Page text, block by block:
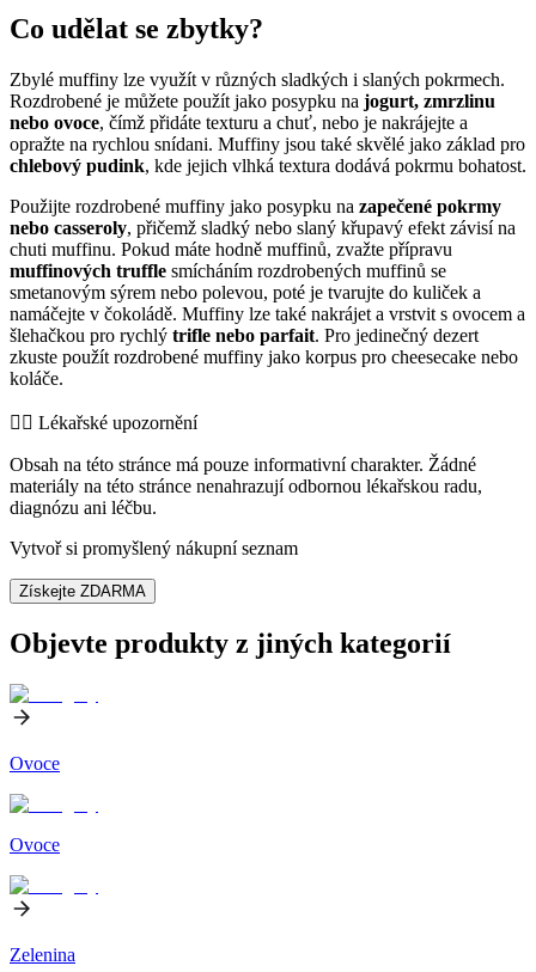
Co udělat se zbytky?
Zbylé muffiny lze využít v různých sladkých i slaných pokrmech.
Rozdrobené je můžete použít jako posypku na jogurt, zmrzlinu
nebo ovoce, čímž přidáte texturu a chuť, nebo je nakrájejte a
opražte na rychlou snídani. Muffiny jsou také skvělé jako základ pro
chlebový pudink, kde jejich vlhká textura dodává pokrmu bohatost.
Použijte rozdrobené muffiny jako posypku na zapečené pokrmy
nebo casseroly, přičemž sladký nebo slaný křupavý efekt závisí na
chuti muffinu. Pokud máte hodně muffinů, zvažte přípravu
muffinových truffle smícháním rozdrobených muffinů se
smetanovým sýrem nebo polevou, poté je tvarujte do kuliček a
namáčejte v čokoládě. Muffiny lze také nakrájet a vrstvit s ovocem a
šlehačkou pro rychlý trifle nebo parfait. Pro jedinečný dezert
zkuste použít rozdrobené muffiny jako korpus pro cheesecake nebo
koláče.
👨‍⚕️️ Lékařské upozornění
Obsah na této stránce má pouze informativní charakter. Žádné
materiály na této stránce nenahrazují odbornou lékařskou radu,
diagnózu ani léčbu.
Vytvoř si promyšlený nákupní seznam
Získejte ZDARMA
Objevte produkty z jiných kategorií
Ovoce
Ovoce
Zelenina